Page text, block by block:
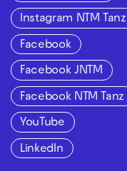
Instagram NTM Tanz
Facebook
Facebook JNTM
Facebook NTM Tanz
YouTube
LinkedIn